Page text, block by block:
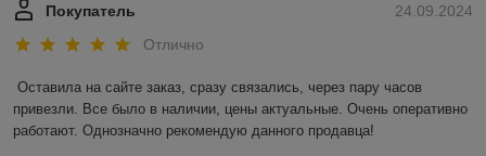
24.09.2024
Покупатель
Отлично
Оставила на сайте заказ, сразу связались, через пару часов
привезли. Все было в наличии, цены актуальные. Очень оперативно
работают. Однозначно рекомендую данного продавца!